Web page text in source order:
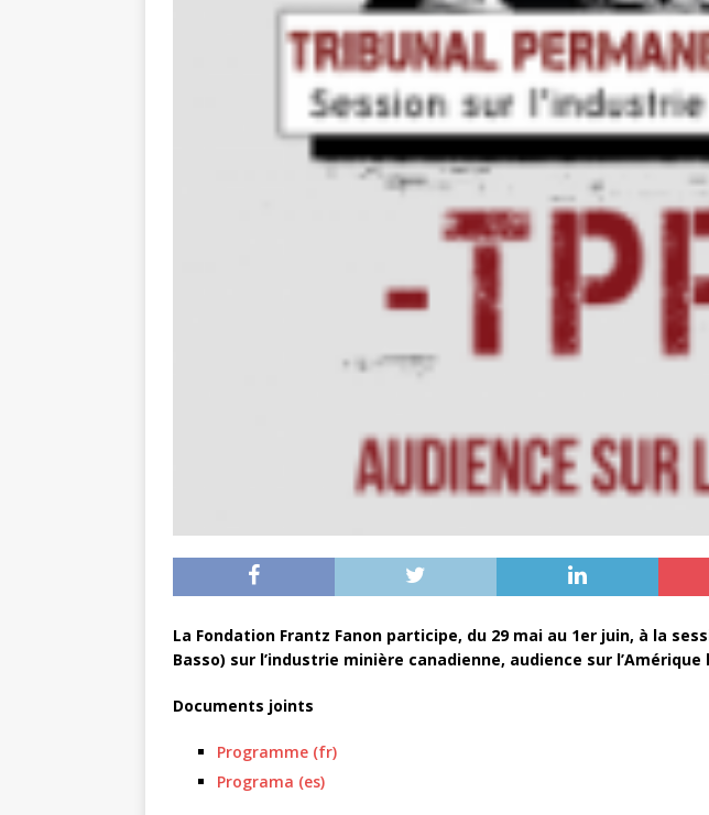
La Fondation Frantz Fanon participe, du 29 mai au 1er juin, à la
Basso) sur l’industrie minière canadienne, audience sur l’Amérique
Documents joints
Programme (fr)
Programa (es)